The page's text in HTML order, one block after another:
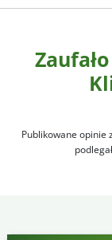
Publikowane opinie